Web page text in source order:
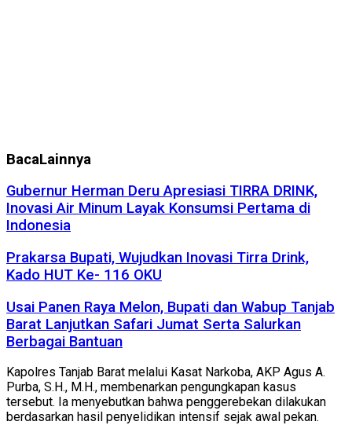
BacaLainnya
Gubernur Herman Deru Apresiasi TIRRA DRINK,
Inovasi Air Minum Layak Konsumsi Pertama di
Indonesia
Prakarsa Bupati, Wujudkan Inovasi Tirra Drink,
Kado HUT Ke- 116 OKU
Usai Panen Raya Melon, Bupati dan Wabup Tanjab
Barat Lanjutkan Safari Jumat Serta Salurkan
Berbagai Bantuan
Kapolres Tanjab Barat melalui Kasat Narkoba, AKP Agus A.
Purba, S.H., M.H., membenarkan pengungkapan kasus
tersebut. Ia menyebutkan bahwa penggerebekan dilakukan
berdasarkan hasil penyelidikan intensif sejak awal pekan.